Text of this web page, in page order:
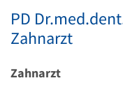
PD
Zahnarzt
Zahnarzt